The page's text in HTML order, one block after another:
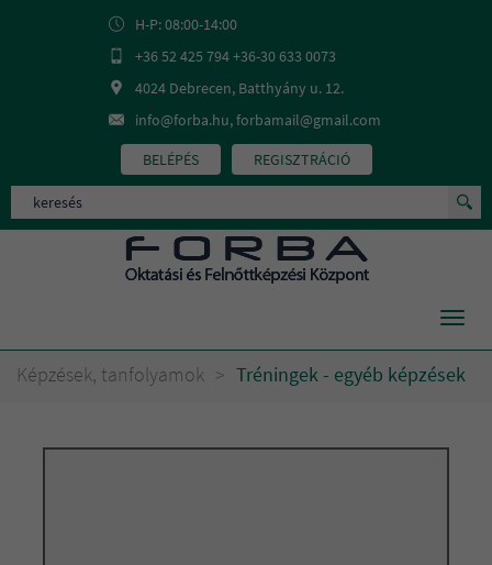
H-P: 08:00-14:00
+36 52 425 794 +36-30 633 0073
4024 Debrecen, Batthyány u. 12.
info@forba.hu, forbamail@gmail.com
BELÉPÉS
REGISZTRÁCIÓ
Képzések, tanfolyamok > Tréningek - egyéb képzések